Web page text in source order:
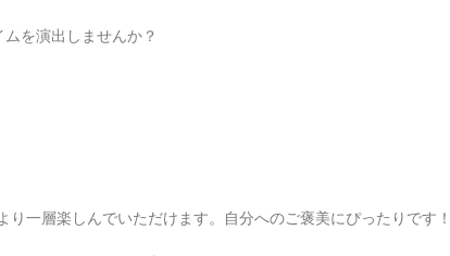
を演出しませんか？
一層楽しんでいただけます。自分へのご褒美にぴったりです！